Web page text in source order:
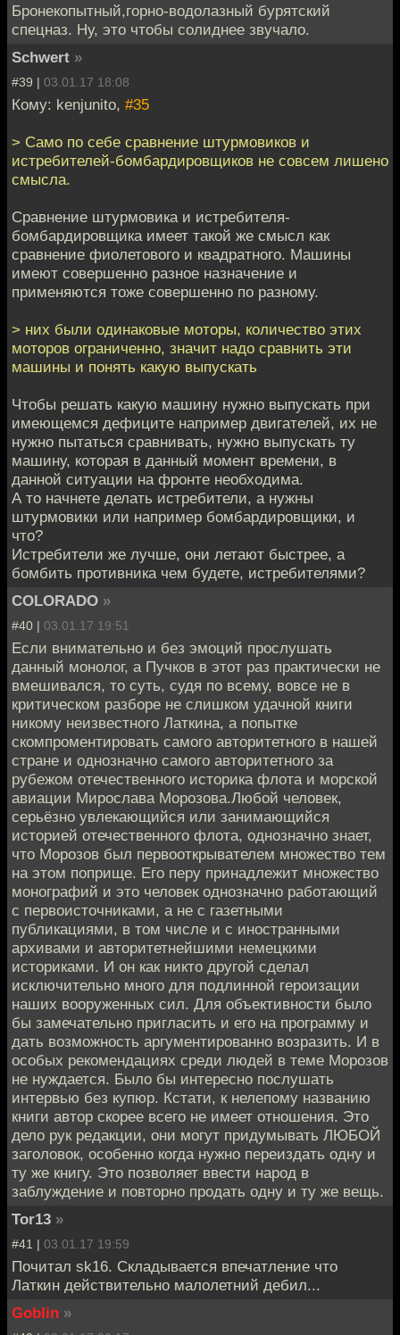
Бронекопытный,горно-водолазный бурятский
спецназ. Ну, это чтобы солиднее звучало.
Schwert »
#39 | 03.01.17 18:08
Кому: kenjunito, #35
> Само по себе сравнение штурмовиков и
истребителей-бомбардировщиков не совсем лишено
смысла.
Сравнение штурмовика и истребителя-
бомбардировщика имеет такой же смысл как
сравнение фиолетового и квадратного. Машины
имеют совершенно разное назначение и
применяются тоже совершенно по разному.
> них были одинаковые моторы, количество этих
моторов ограниченно, значит надо сравнить эти
машины и понять какую выпускать
Чтобы решать какую машину нужно выпускать при
имеющемся дефиците например двигателей, их не
нужно пытаться сравнивать, нужно выпускать ту
машину, которая в данный момент времени, в
данной ситуации на фронте необходима.
А то начнете делать истребители, а нужны
штурмовики или например бомбардировщики, и
что?
Истребители же лучше, они летают быстрее, а
бомбить противника чем будете, истребителями?
COLORADO »
#40 | 03.01.17 19:51
Если внимательно и без эмоций прослушать
данный монолог, а Пучков в этот раз практически не
вмешивался, то суть, судя по всему, вовсе не в
критическом разборе не слишком удачной книги
никому неизвестного Латкина, а попытке
скомпроментировать самого авторитетного в нашей
стране и однозначно самого авторитетного за
рубежом отечественного историка флота и морской
авиации Мирослава Морозова.Любой человек,
серьёзно увлекающийся или занимающийся
историей отечественного флота, однозначно знает,
что Морозов был первооткрывателем множество тем
на этом поприще. Его перу принадлежит множество
монографий и это человек однозначно работающий
с первоисточниками, а не с газетными
публикациями, в том числе и с иностранными
архивами и авторитетнейшими немецкими
историками. И он как никто другой сделал
исключительно много для подлинной героизации
наших вооруженных сил. Для объективности было
бы замечательно пригласить и его на программу и
дать возможность аргументированно возразить. И в
особых рекомендациях среди людей в теме Морозов
не нуждается. Было бы интересно послушать
интервью без купюр. Кстати, к нелепому названию
книги автор скорее всего не имеет отношения. Это
дело рук редакции, они могут придумывать ЛЮБОЙ
заголовок, особенно когда нужно переиздать одну и
ту же книгу. Это позволяет ввести народ в
заблуждение и повторно продать одну и ту же вещь.
Tor13 »
#41 | 03.01.17 19:59
Почитал sk16. Складывается впечатление что
Латкин действительно малолетний дебил...
Goblin »